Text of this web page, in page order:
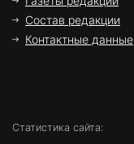
Состав редакции
Контактные данные
Статистика сайта: